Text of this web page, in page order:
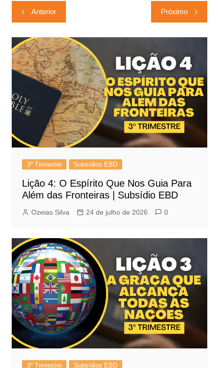
Navegação
de
Post
Anterior Próximo
3º Trimestre Subsídios EBD
Lição 4: O Espírito Que Nos Guia Para
Além das Fronteiras | Subsídio EBD
Ozeias Silva 24 de julho de 2026 0
3º Trimestre Subsídios EBD